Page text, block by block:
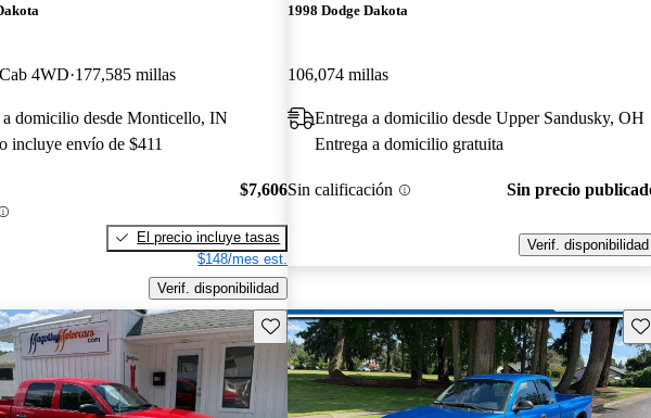
4WD 177,585 millas
a domicilio desde Monticello, IN
incluye envío de $411
$7,606
El precio incluye tasas
$148/mes est.
Verif. disponibilidad
1998 Dodge Dakota
106,074 millas
Entrega a domicilio desde Upper Sandusky, OH
Entrega a domicilio gratuita
Sin calificación Sin precio
Verif. disponibilidad
Guarda este Aviso